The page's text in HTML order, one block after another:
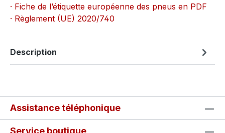
· Fiche de l’étiquette européenne des pneus en PDF
· Règlement (UE) 2020/740
Description
Assistance téléphonique
Service boutique